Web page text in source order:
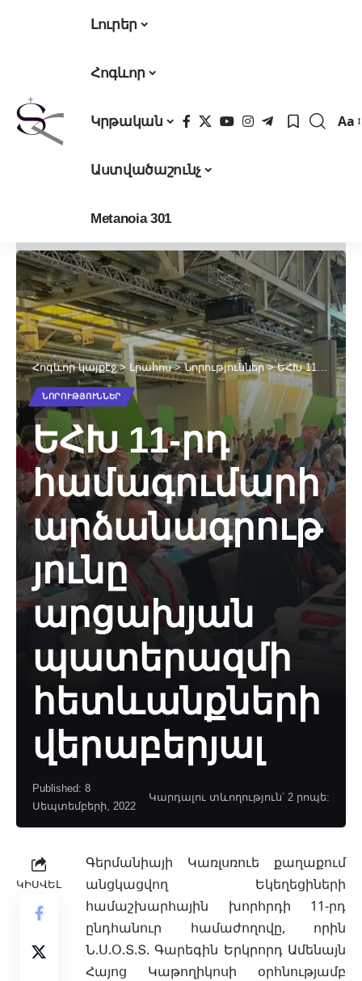
Լուրեր
Հոգևոր
Կրթական
Աստվածաշունչ
Metanoia 301
Aa
Հոգևոր կայքէջ> Լրահոս>Նորություններ>ԵՀԽ 11-րդ համագումարի արձանագրությունը արցախյան պատերազմի հետևանքների վերաբերյալ
ՆՈՐՈՒԹՅՈՒՆՆԵՐ
ԵՀԽ 11-րդ
համագումարի
արձանագրութ
յունը
արցախյան
պատերազմի
հետևանքների
վերաբերյալ
Published: 8
Սեպտեմբերի, 2022
Կարդալու տևողություն՝ 2 րոպե:
ԿԻՍՎԵԼ
Գերմանիայի Կառլսռուե քաղաքում
անցկացվող Եկեղեցիների
համաշխարհային խորհրդի 11-րդ
ընդհանուր համաժողովը, որին
Ն.Ս.Օ.Տ.Տ. Գարեգին Երկրորդ Ամենայն
Հայոց Կաթողիկոսի օրհնությամբ